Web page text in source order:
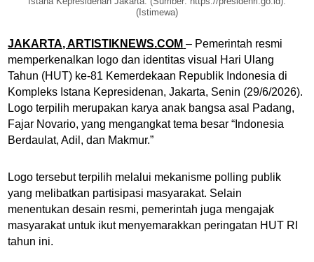
(Istimewa)
JAKARTA, ARTISTIKNEWS.COM – Pemerintah resmi
memperkenalkan logo dan identitas visual Hari Ulang
Tahun (HUT) ke-81 Kemerdekaan Republik Indonesia di
Kompleks Istana Kepresidenan, Jakarta, Senin (29/6/2026).
Logo terpilih merupakan karya anak bangsa asal Padang,
Fajar Novario, yang mengangkat tema besar “Indonesia
Berdaulat, Adil, dan Makmur.”
Logo tersebut terpilih melalui mekanisme polling publik
yang melibatkan partisipasi masyarakat. Selain
menentukan desain resmi, pemerintah juga mengajak
masyarakat untuk ikut menyemarakkan peringatan HUT RI
tahun ini.